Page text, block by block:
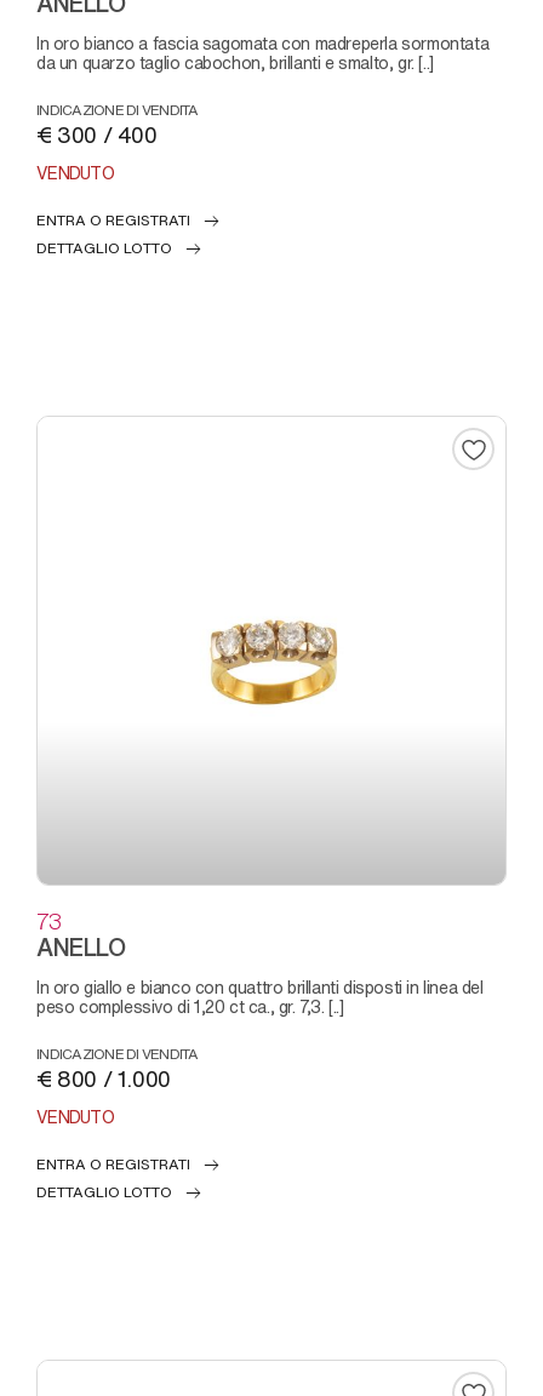
in oro bianco a fascia sagomata con madreperla sormontata
da un quarzo taglio cabochon, brillanti e smalto, gr. [..]
INDICAZIONE DI VENDITA
€ 300 / 400
VENDUTO
ENTRA O REGISTRATI
DETTAGLIO LOTTO
73
ANELLO
in oro giallo e bianco con quattro brillanti disposti in linea del
peso complessivo di 1,20 ct ca., gr. 7,3. [..]
INDICAZIONE DI VENDITA
€ 800 / 1.000
VENDUTO
ENTRA O REGISTRATI
DETTAGLIO LOTTO